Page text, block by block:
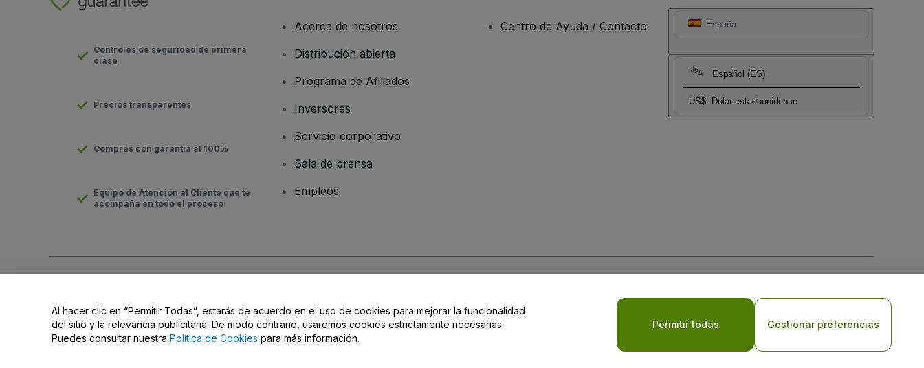
España
Español (ES)
US$ Dolar estadounidense
Controles de seguridad de primera
clase
Precios transparentes
Compras con garantía al 100%
Equipo de Atención al Cliente que te
acompaña en todo el proceso
Acerca de nosotros
Distribución abierta
Programa de Afiliados
Inversores
Servicio corporativo
Sala de prensa
Empleos
Centro de Ayuda / Contacto
y de laPolítica de Privacidad para Móviles
Do Not Share My Personal Information/Your Privacy Choices
Al hacer clic en “Permitir Todas”, estarás de acuerdo en el uso de cookies para mejorar la funcionalidad
del sitio y la relevancia publicitaria. De modo contrario, usaremos cookies estrictamente necesarias.
Puedes consultar nuestra Política de Cookies para más información.
Permitir todas Gestionar preferencias